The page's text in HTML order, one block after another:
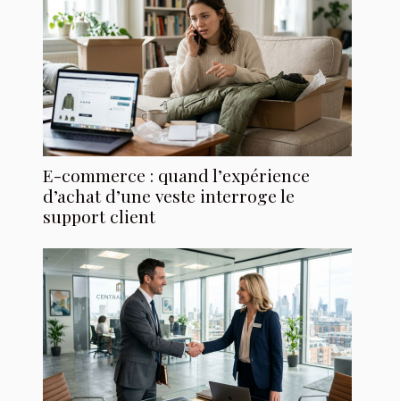
E-commerce : quand l’expérience
d’achat d’une veste interroge le
support client